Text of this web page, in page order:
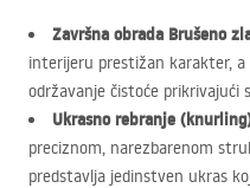
Završna obrada Brušeno
interijeru prestižan karakter, a
održavanje čistoće prikrivajući
Ukrasno rebranje
preciznom, narezbarenom
predstavlja jedinstven ukras